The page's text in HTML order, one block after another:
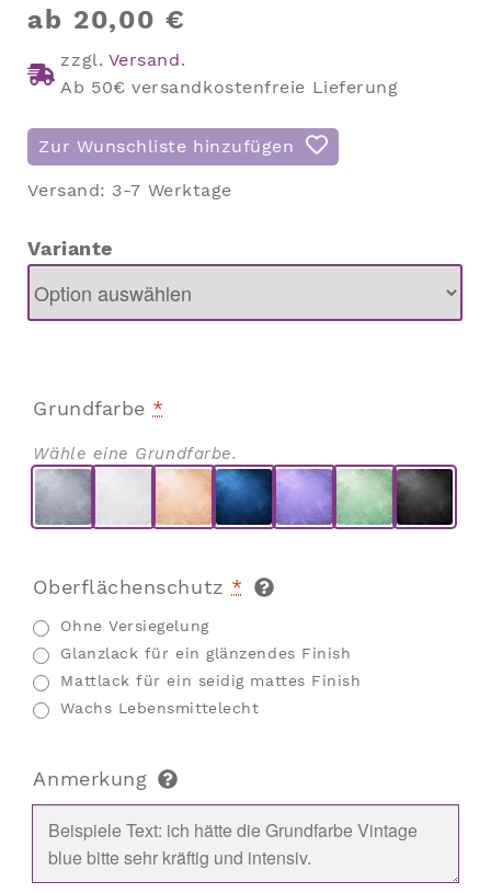
ab 20,00 €
zzgl. Versand.
Ab 50€ versandkostenfreie Lieferung
Zur Wunschliste hinzufügen
Versand: 3-7 Werktage
Variante
Grundfarbe *
Wähle eine Grundfarbe.
Oberflächenschutz *
Ohne Versiegelung
Glanzlack für ein glänzendes Finish
Mattlack für ein seidig mattes Finish
Wachs Lebensmittelecht
Anmerkung